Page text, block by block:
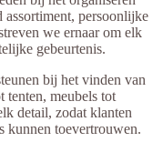
assortiment, persoonlijke
we ernaar om elk
gebeurtenis.
bij het vinden van
tenten, meubels tot
detail, zodat klanten
kunnen toevertrouwen.